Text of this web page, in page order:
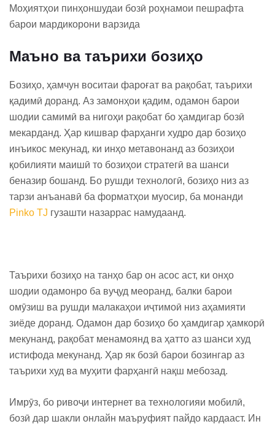
Моҳиятҳои пинҳоншудаи бозӣ роҳнамои пешрафта
барои мардикорони варзида
Маъно ва таърихи бозиҳо
Бозиҳо, ҳамчун воситаи фароғат ва рақобат, таърихи
қадимӣ доранд. Аз замонҳои қадим, одамон барои
шодии самимӣ ва нигоҳи рақобат бо ҳамдигар бозӣ
мекарданд. Ҳар кишвар фарҳанги худро дар бозиҳо
инъикос мекунад, ки инҳо метавонанд аз бозиҳои
қобилияти маишӣ то бозиҳои стратегӣ ва шанси
беназир бошанд. Бо рушди технологӣ, бозиҳо низ аз
тарзи анъанавӣ ба форматҳои муосир, ба монанди
Pinko TJ гузашти назаррас намудаанд.
Таърихи бозиҳо на танҳо бар он асос аст, ки онҳо
шодии одамонро ба вуҷуд меоранд, балки барои
омӯзиш ва рушди малакаҳои иҷтимоӣ низ аҳамияти
зиёде доранд. Одамон дар бозиҳо бо ҳамдигар ҳамкорӣ
мекунанд, рақобат менамоянд ва ҳатто аз шанси худ
истифода мекунанд. Ҳар як бозӣ барои бозингар аз
таърихи худ ва муҳити фарҳангӣ нақш мебозад.
Имрӯз, бо ривоҷи интернет ва технологияи мобилӣ,
бозӣ дар шакли онлайн маъруфият пайдо кардааст. Ин